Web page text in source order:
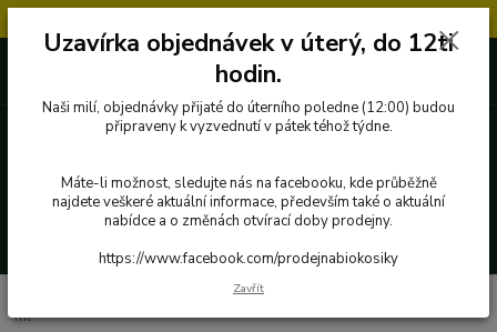
727 862 655, 737 283 505
Medarek
ml
Uzavírka objednávek v úterý, do 12ti
hodin.
Naši milí, objednávky přijaté do úterního poledne (12:00) budou
připraveny k vyzvednutí v pátek téhož týdne.
Máte-li možnost, sledujte nás na facebooku, kde průběžně
najdete veškeré aktuální informace, především také o aktuální
nabídce a o změnách otvírací doby prodejny.
https://www.facebook.com/prodejnabiokosiky
Zavřít